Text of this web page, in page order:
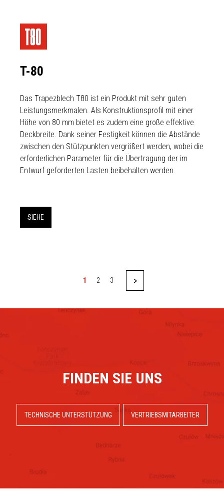
T-80
Das Trapezblech T80 ist ein Produkt mit sehr guten
Leistungsmerkmalen. Als Konstruktionsprofil mit einer
Höhe von 80 mm bietet es zudem eine große effektive
Deckbreite. Dank seiner Festigkeit können die Abstände
zwischen den Stützpunkten vergrößert werden, wobei die
erforderlichen Parameter für die Übertragung der im
Entwurf geforderten Lasten beibehalten werden.
SIEHE
1 2 3
FINDEN SIE UNS
TECHNISCHE UNTERSTÜTZUNG VERTRIEBSMITARBEITER